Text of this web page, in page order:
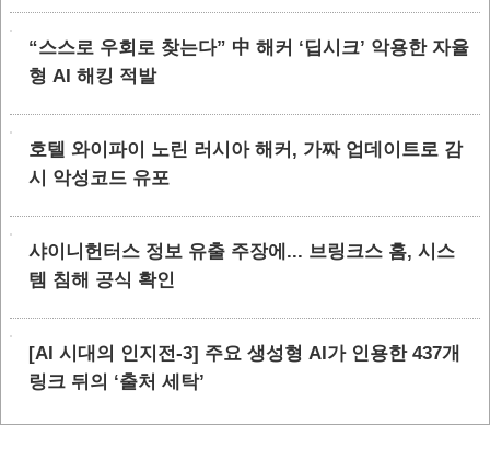
“스스로 우회로 찾는다” 中 해커 ‘딥시크’ 악용한 자율
형 AI 해킹 적발
호텔 와이파이 노린 러시아 해커, 가짜 업데이트로 감
시 악성코드 유포
샤이니헌터스 정보 유출 주장에... 브링크스 홈, 시스
템 침해 공식 확인
[AI 시대의 인지전-3] 주요 생성형 AI가 인용한 437개
링크 뒤의 ‘출처 세탁’